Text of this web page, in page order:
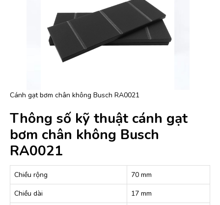
Cánh gạt bơm chân không Busch RA0021
Thông số kỹ thuật cánh gạt
bơm chân không Busch
RA0021
Chiều rộng
70 mm
Chiều dài
17 mm